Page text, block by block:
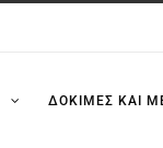
ΔΟΚΙΜΕΣ ΚΑΙ